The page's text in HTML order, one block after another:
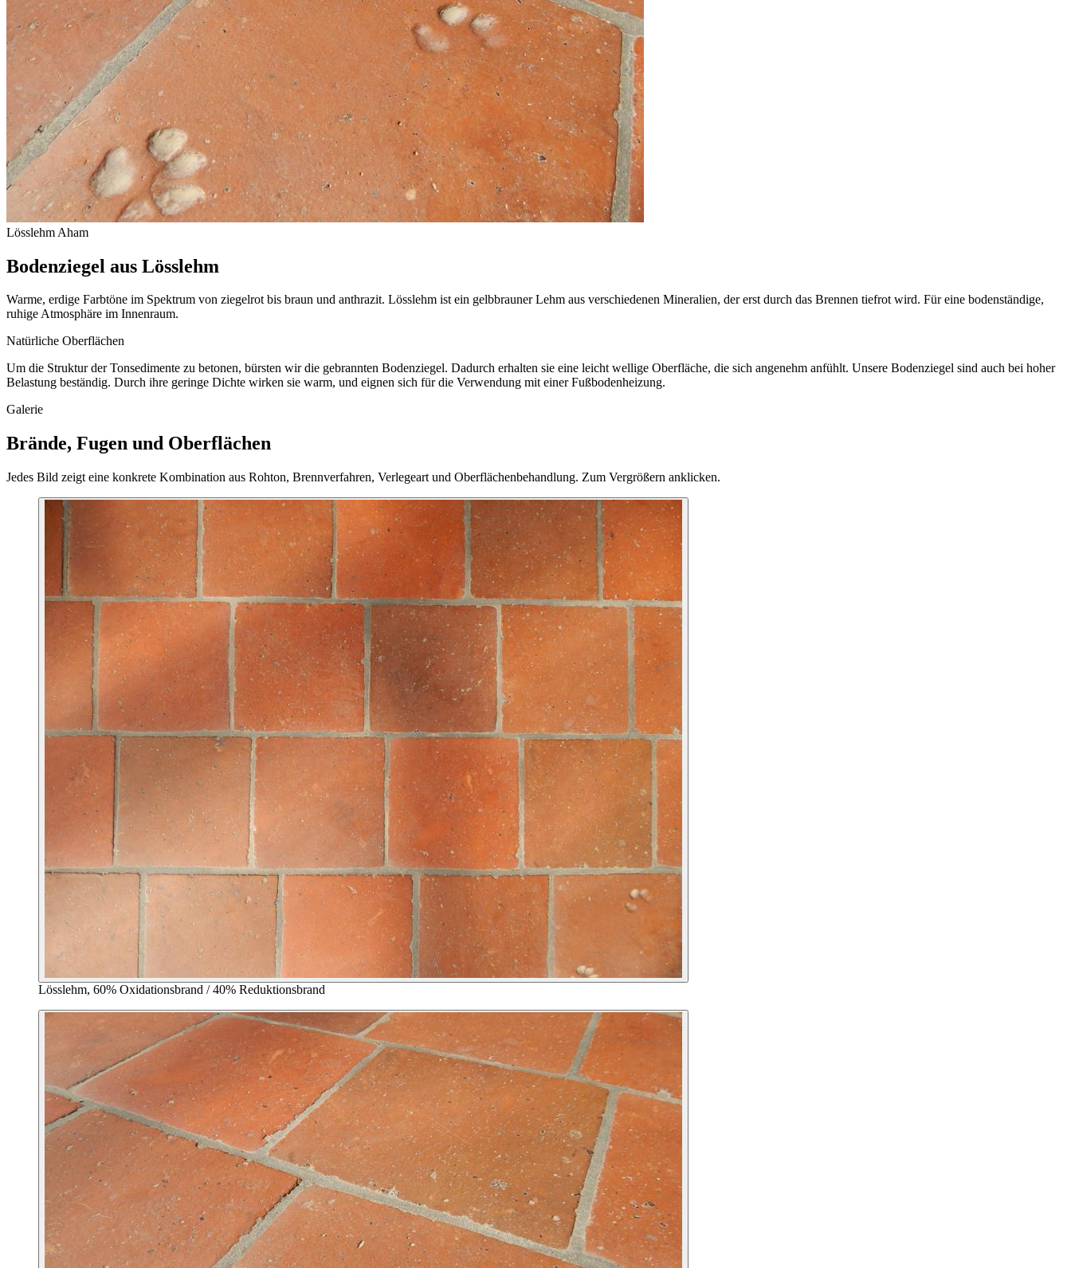
Lösslehm Aham
Bodenziegel aus Lösslehm
Warme, erdige Farbtöne im Spektrum von ziegelrot bis braun und anthrazit. Lösslehm ist ein gelbbrauner Lehm aus verschiedenen Mineralien, der erst durch das Brennen tiefrot wird. Für eine bodenständige,
ruhige Atmosphäre im Innenraum.
Natürliche Oberflächen
Um die Struktur der Tonsedimente zu betonen, bürsten wir die gebrannten Bodenziegel. Dadurch erhalten sie eine leicht wellige Oberfläche, die sich angenehm anfühlt. Unsere Bodenziegel sind auch bei hoher
Belastung beständig. Durch ihre geringe Dichte wirken sie warm, und eignen sich für die Verwendung mit einer Fußbodenheizung.
Galerie
Brände, Fugen und Oberflächen
Jedes Bild zeigt eine konkrete Kombination aus Rohton, Brennverfahren, Verlegeart und Oberflächenbehandlung. Zum Vergrößern anklicken.
Lösslehm, 60% Oxidationsbrand / 40% Reduktionsbrand